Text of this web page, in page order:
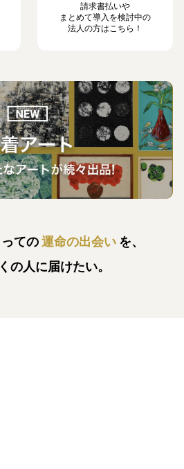
請求書払いや
まとめて導入を検討中の
法人の方はこちら！
ての運命の出会い を、
の人に届けたい。